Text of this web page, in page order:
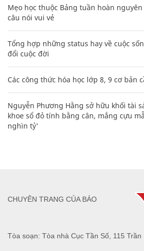
Mẹo học thuộc Bảng tuần hoàn
câu nói vui vẻ
Tổng hợp những status hay về cuộc
đổi cuộc đời
Các công thức hóa học lớp 8, 9 cơ bản
Nguyễn Phương Hằng sở hữu khối tài
khoe sổ đỏ tính bằng cân, mắng cựu
nghìn tỷ'
Tòa soạn: Tòa nhà Cục Tần Số, 115
CHUYÊN TRANG CỦA BÁO